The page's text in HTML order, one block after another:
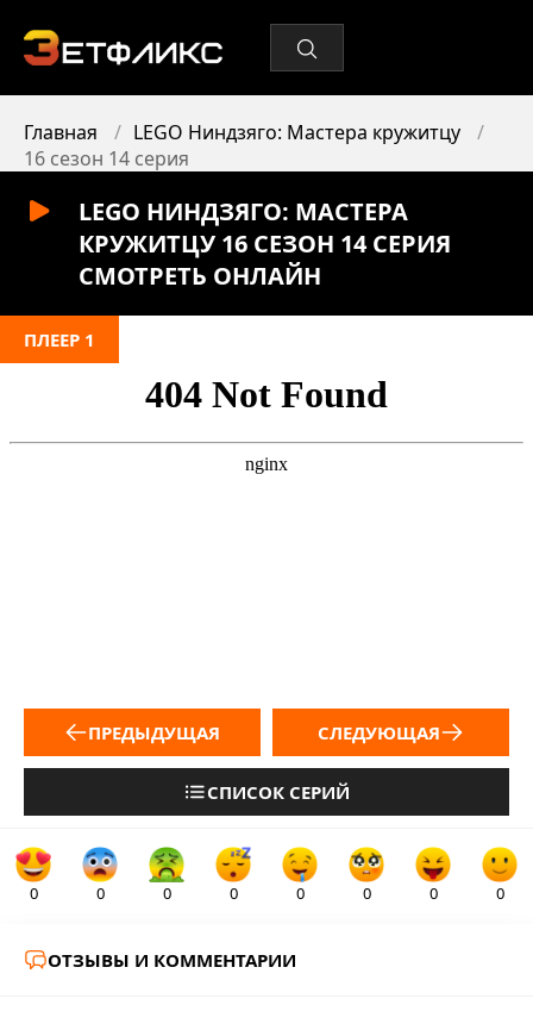
Главная
LEGO Ниндзяго: Мастера кружитцу
16 сезон 14 серия
LEGO НИНДЗЯГО: МАСТЕРА
КРУЖИТЦУ 16 СЕЗОН 14 СЕРИЯ
СМОТРЕТЬ ОНЛАЙН
ПЛЕЕР 1
ПРЕДЫДУЩАЯ
СПИСОК СЕРИЙ
СЛЕДУЮЩАЯ
0 0 0 0 0 0 0 0
ОТЗЫВЫ И КОММЕНТАРИИ